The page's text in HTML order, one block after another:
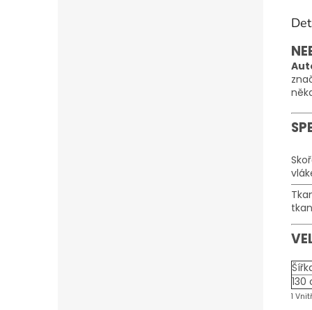
130
1